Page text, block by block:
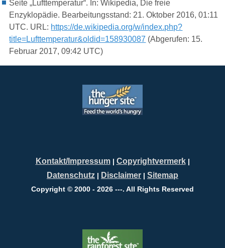
Seite „Lufttemperatur“. In: Wikipedia, Die freie
Enzyklopädie. Bearbeitungsstand: 21. Oktober 2016, 01:11
UTC. URL: https://de.wikipedia.org/w/index.php?
title=Lufttemperatur&oldid=158930087 (Abgerufen: 15.
Februar 2017, 09:42 UTC)
Kontakt/Impressum| Copyrightvermerk|
Datenschutz | Disclaimer | Sitemap
Copyright © 2000 - 2026 ---. All Rights Reserved